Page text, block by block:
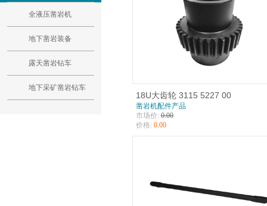
18U大齿轮 3115 5227 00
凿岩机配件产品
市场价: 0.00
价格: 0.00
全液压凿岩机
地下凿岩装备
露天凿岩钻车
地下采矿凿岩钻车